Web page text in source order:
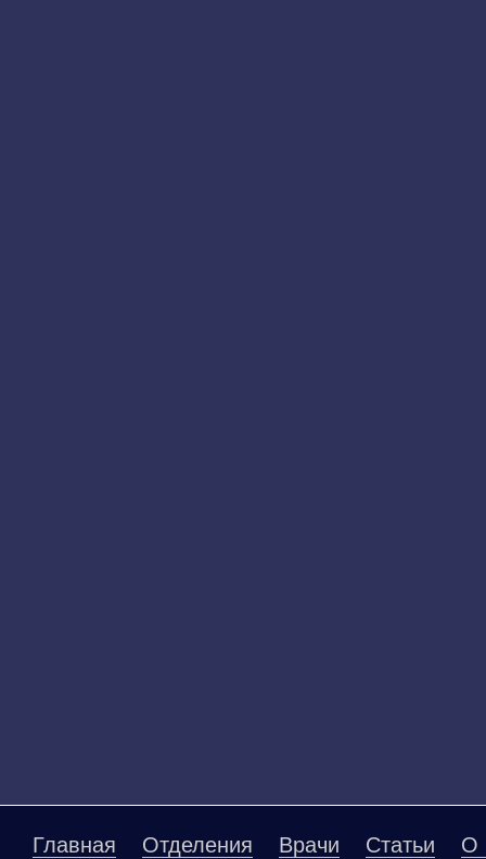
Главная Отделения Врачи Статьи О